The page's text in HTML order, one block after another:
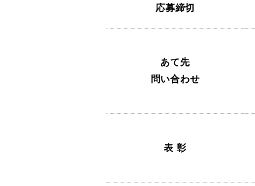
応募締切
あて先
問い合わせ
表 彰